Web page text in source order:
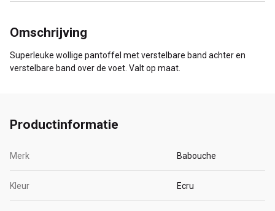
Omschrijving
Superleuke wollige pantoffel met verstelbare band achter en
verstelbare band over de voet. Valt op maat.
Productinformatie
Merk Babouche
Kleur Ecru